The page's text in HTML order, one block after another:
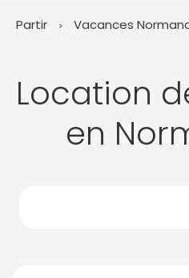
Partir Vacances
Location
en
Juillet
Août Septembre